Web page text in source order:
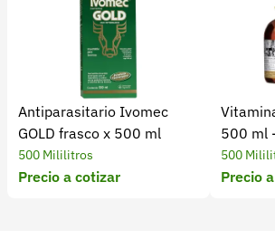
Antiparasitario Ivomec
GOLD frasco x 500 ml
500 Mililitros
Precio a cotizar
500 ml
500
Precio